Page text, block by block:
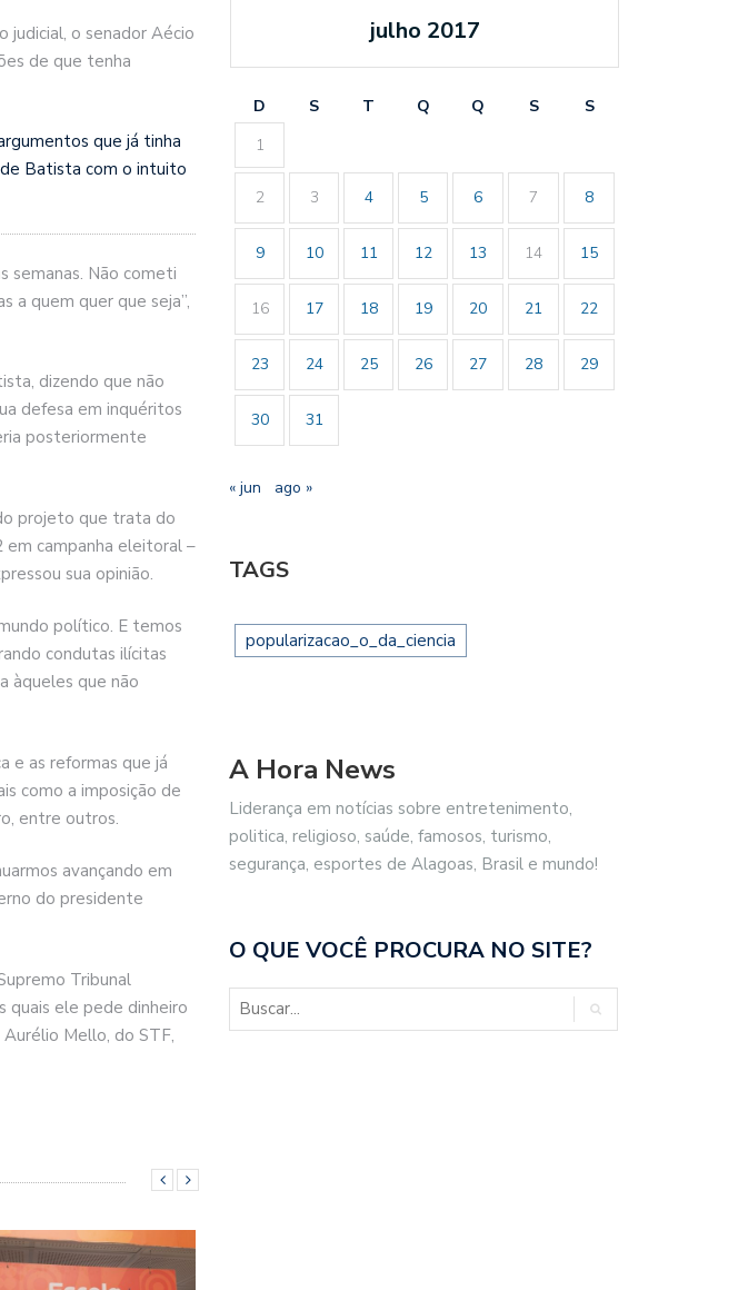
o senador Aécio
de que tenha
que já tinha
Batista com o intuito
semanas. Não cometi
a quem quer que seja”,
dizendo que não
defesa em inquéritos
posteriormente
projeto que trata do
em campanha eleitoral –
sua opinião.
político. E temos
condutas ilícitas
àqueles que não
e as reformas que já
como a imposição de
entre outros.
avançando em
do presidente
Tribunal
quais ele pede dinheiro
Mello, do STF,
julho 2017
D S T Q Q S
S
1
2 3 4 5 6 7 8
9 10 11 12 13 14 15
16 17 18 19 20 21 22
23 24 25 26 27 28 29
30 31
« jun ago »
TAGS
popularizacao_o_da_ciencia
A Hora News
Liderança em notícias sobre entretenimento,
politica, religioso, saúde, famosos, turismo,
segurança, esportes de Alagoas, Brasil e mundo!
O QUE VOCÊ PROCURA NO SITE?